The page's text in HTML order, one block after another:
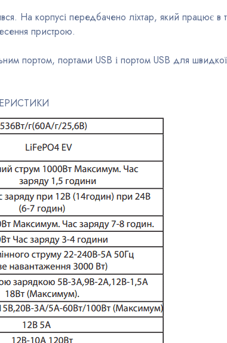
На корпусі передбачено ліхтар, який працює в
пристрою.
портом, портами USB і портом USB для